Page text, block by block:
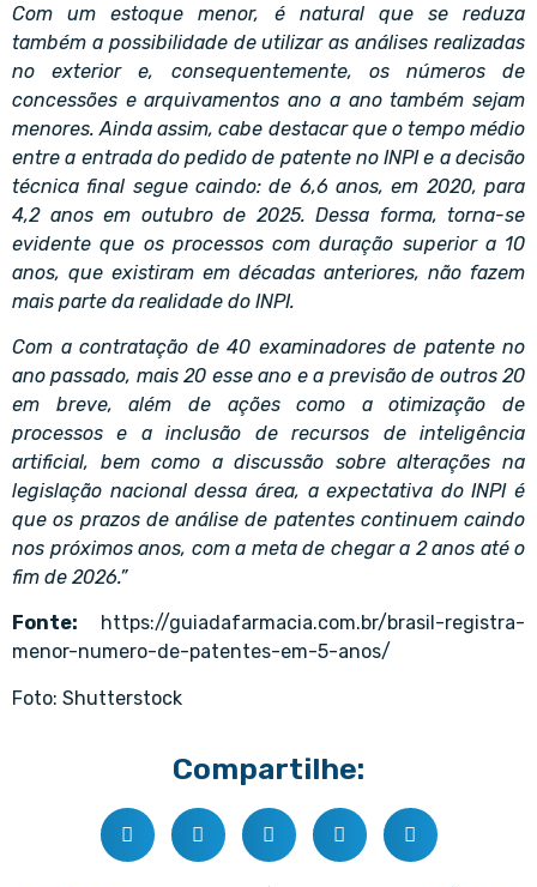
Com um estoque menor, é natural que se reduza
também a possibilidade de utilizar as análises realizadas
no exterior e, consequentemente, os números de
concessões e arquivamentos ano a ano também sejam
menores. Ainda assim, cabe destacar que o tempo médio
entre a entrada do pedido de patente no INPI e a decisão
técnica final segue caindo: de 6,6 anos, em 2020, para
4,2 anos em outubro de 2025. Dessa forma, torna-se
evidente que os processos com duração superior a 10
anos, que existiram em décadas anteriores, não fazem
mais parte da realidade do INPI.
Com a contratação de 40 examinadores de patente no
ano passado, mais 20 esse ano e a previsão de outros 20
em breve, além de ações como a otimização de
processos e a inclusão de recursos de inteligência
artificial, bem como a discussão sobre alterações na
legislação nacional dessa área, a expectativa do INPI é
que os prazos de análise de patentes continuem caindo
nos próximos anos, com a meta de chegar a 2 anos até o
fim de 2026.”
Fonte:
https://guiadafarmacia.com.br/brasil-registra-
menor-numero-de-patentes-em-5-anos/
Foto: Shutterstock
Compartilhe: